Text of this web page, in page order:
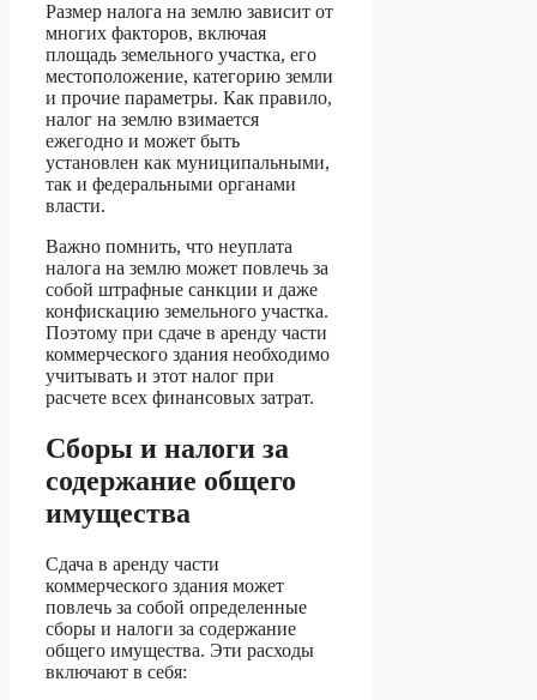
Размер налога на землю зависит от
многих факторов, включая
площадь земельного участка, его
местоположение, категорию земли
и прочие параметры. Как правило,
налог на землю взимается
ежегодно и может быть
установлен как муниципальными,
так и федеральными органами
власти.
Важно помнить, что неуплата
налога на землю может повлечь за
собой штрафные санкции и даже
конфискацию земельного участка.
Поэтому при сдаче в аренду части
коммерческого здания необходимо
учитывать и этот налог при
расчете всех финансовых затрат.
Сборы и налоги за
содержание общего
имущества
Сдача в аренду части
коммерческого здания может
повлечь за собой определенные
сборы и налоги за содержание
общего имущества. Эти расходы
включают в себя: